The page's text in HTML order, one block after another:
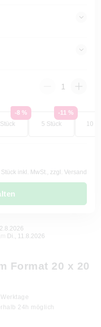
-8 %
-11 %
5 Stück
10
inkl. MwSt., zzgl. Versand
Di., 11.8.2026
Format 20 x 20
Werktage
24h möglich